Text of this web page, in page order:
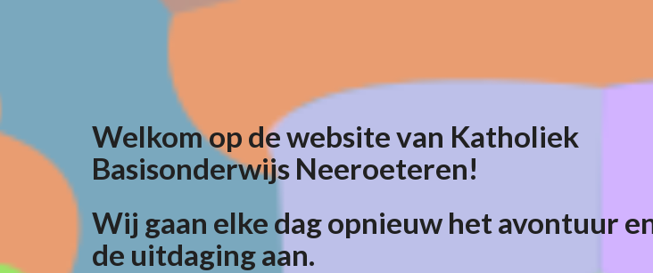
Welkom op de website van Katholiek
Basisonderwijs Neeroeteren!
Wij gaan elke dag opnieuw het avontuur
de uitdaging aan.